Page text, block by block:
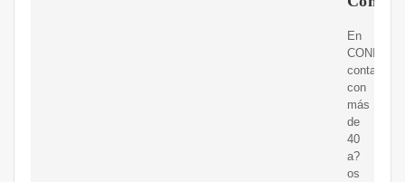
En
CONIEX
contamos
con
más
de
40
a?
os